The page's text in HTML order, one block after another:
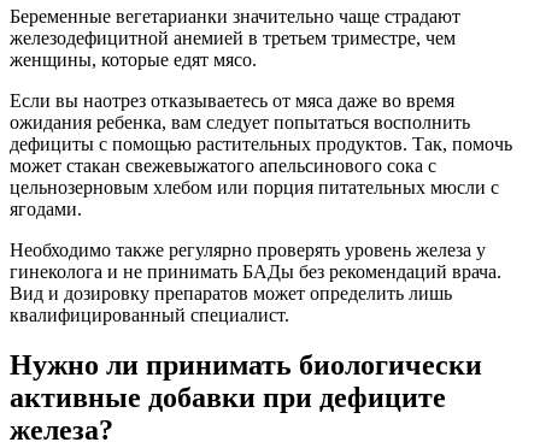
Беременные вегетарианки значительно чаще страдают
железодефицитной анемией в третьем триместре, чем
женщины, которые едят мясо.
Если вы наотрез отказываетесь от мяса даже во время
ожидания ребенка, вам следует попытаться восполнить
дефициты с помощью растительных продуктов. Так, помочь
может стакан свежевыжатого апельсинового сока с
цельнозерновым хлебом или порция питательных мюсли с
ягодами.
Необходимо также регулярно проверять уровень железа у
гинеколога и не принимать БАДы без рекомендаций врача.
Вид и дозировку препаратов может определить лишь
квалифицированный специалист.
Нужно ли принимать биологически
активные добавки при дефиците
железа?